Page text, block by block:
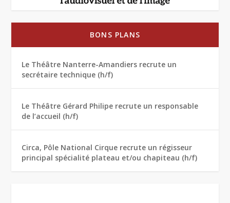
BONS PLANS
Le Théâtre Nanterre-Amandiers recrute un
secrétaire technique (h/f)
Le Théâtre Gérard Philipe recrute un responsable
de l’accueil (h/f)
Circa, Pôle National Cirque recrute un régisseur
principal spécialité plateau et/ou chapiteau (h/f)